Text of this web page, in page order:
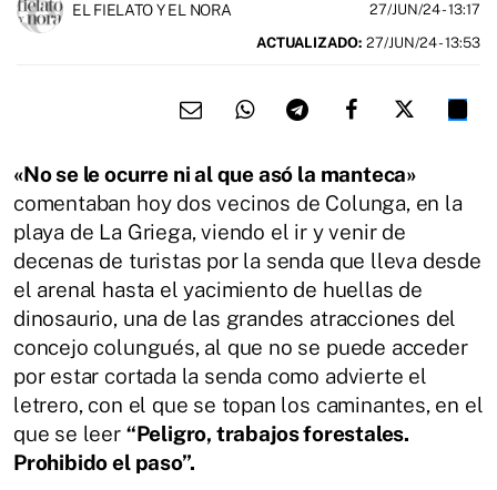
EL FIELATO Y EL NORA 27/JUN/24- 13:17
ACTUALIZADO: 27/JUN/24 - 13:53
«No se le ocurre ni al que asó la manteca»
comentaban hoy dos vecinos de Colunga, en la
playa de La Griega, viendo el ir y venir de
decenas de turistas por la senda que lleva desde
el arenal hasta el yacimiento de huellas de
dinosaurio, una de las grandes atracciones del
concejo colungués, al que no se puede acceder
por estar cortada la senda como advierte el
letrero, con el que se topan los caminantes, en el
que se leer “Peligro, trabajos forestales.
Prohibido el paso”.